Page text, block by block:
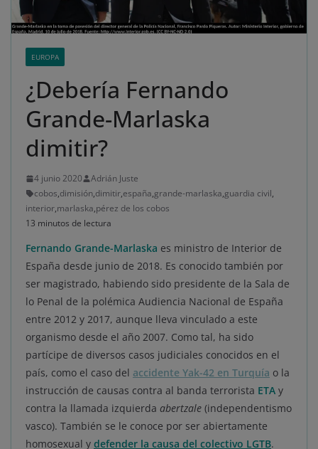
EUROPA
¿Debería Fernando
Grande-Marlaska
dimitir?
4 junio 2020
Adrián Juste
cobos,dimisión,dimitir,españa,grande-marlaska,guardia civil,
interior,marlaska,pérez de los cobos
13 minutos de lectura
Fernando Grande-Marlaska es ministro de Interior de
España desde junio de 2018. Es conocido también por
ser magistrado, habiendo sido presidente de la Sala de
lo Penal de la polémica Audiencia Nacional de España
entre 2012 y 2017, aunque lleva vinculado a este
organismo desde el año 2007. Como tal, ha sido
partícipe de diversos casos judiciales conocidos en el
país, como el caso del accidente Yak-42 en Turquía o la
instrucción de causas contra al banda terrorista ETA y
contra la llamada izquierda abertzale (independentismo
vasco). También se le conoce por ser abiertamente
homosexual y defender la causa del colectivo LGTB.